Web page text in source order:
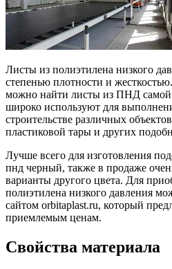
Листы из полиэтилена низкого
степенью плотности и
можно найти листы из ПНД
широко используют для
строительстве различных
пластиковой тары и других
Лучше всего для изготовления
пнд черный, также в продаже
варианты другого цвета. Для
полиэтилена низкого давления
сайтом orbitaplast.ru, который
приемлемым ценам.
Свойства материала